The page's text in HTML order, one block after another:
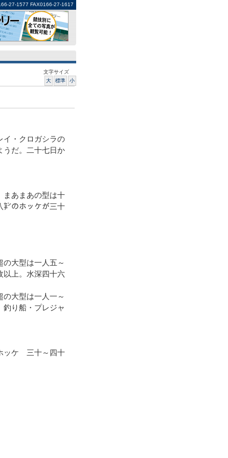
27-1577 FAX0166-27-1617
文字サイズ
大
標準 小
イ・クロガシラの
うだ。二十七日か
あまあの型は十
のホッケが三十
大型は一人五～
上。水深四十六
大型は一人一～
り船・プレジャ
ッケ 三十～四十